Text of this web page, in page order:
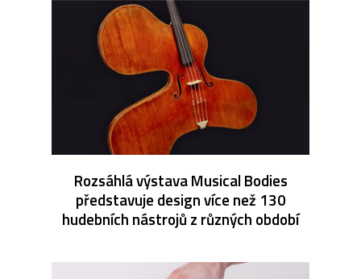
Rozsáhlá výstava Musical Bodies
představuje design více než 130
hudebních nástrojů z různých období